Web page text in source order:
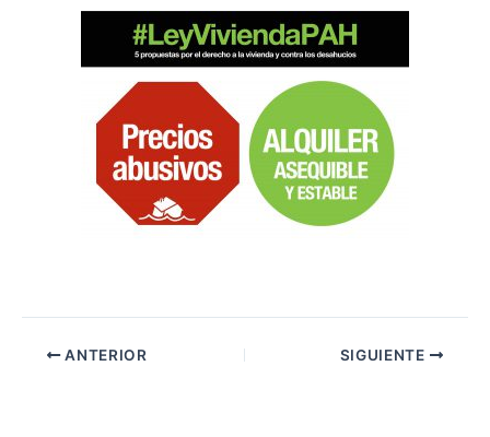
ANTERIOR SIGUIENTE